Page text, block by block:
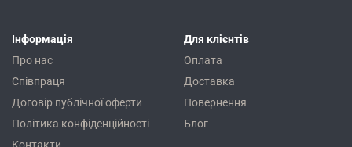
Інформація
Про нас
Співпраця
Договір публічної оферти
Політика конфіденційності
Для клієнтів
Оплата
Доставка
Повернення
Блог